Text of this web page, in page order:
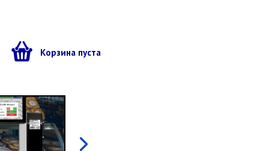
Корзина пуста